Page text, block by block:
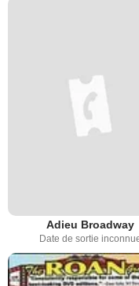
Adieu Broadway
Date de sortie